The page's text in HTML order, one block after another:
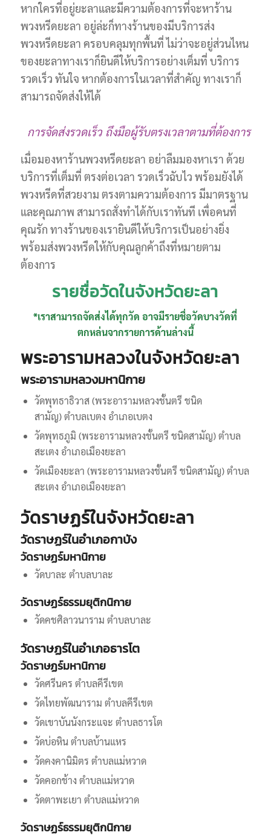
หากใครที่อยู่ยะลาและมีความต้องการที่จะหาร้าน
พวงหรีดยะลา อยู่ล่ะก็ทางร้านของมีบริการส่ง
พวงหรีดยะลา ครอบคลุมทุกพื้นที่ ไม่ว่าจะอยู่ส่วนไหน
ของยะลาทางเราก็ยินดีให้บริการอย่างเต็มที่ บริการ
รวดเร็ว ทันใจ หากต้องการในเวลาที่สำคัญ ทางเราก็
สามารถจัดส่งให้ได้
การจัดส่งรวดเร็ว ถึงมือผู้รับตรงเวลาตามที่ต้องการ
เมื่อมองหาร้านพวงหรีดยะลา อย่าลืมมองหาเรา ด้วย
บริการที่เต็มที่ ตรงต่อเวลา รวดเร็วฉับไว พร้อมยังได้
พวงหรีดที่สวยงาม ตรงตามความต้องการ มีมาตรฐาน
และคุณภาพ สามารถสั่งทำได้กับเราทันที เพื่อคนที่
คุณรัก ทางร้านของเรายินดีให้บริการเป็นอย่างยิ่ง
พร้อมส่งพวงหรีดให้กับคุณลูกค้าถึงที่หมายตาม
ต้องการ
รายชื่อวัดในจังหวัดยะลา
*เราสามารถจัดส่งได้ทุกวัด อาจมีรายชื่อวัดบางวัดที่
ตกหล่นจากรายการด้านล่างนี้
พระอารามหลวงในจังหวัดยะลา
พระอารามหลวงมหานิกาย
วัดพุทธาธิวาส (พระอารามหลวงชั้นตรี ชนิด
สามัญ) ตำบลเบตง อำเภอเบตง
วัดพุทธภูมิ (พระอารามหลวงชั้นตรี ชนิดสามัญ) ตำบล
สะเตง อำเภอเมืองยะลา
วัดเมืองยะลา (พระอารามหลวงชั้นตรี ชนิดสามัญ) ตำบล
สะเตง อำเภอเมืองยะลา
วัดราษฏร์ในจังหวัดยะลา
วัดราษฏร์ในอำเภอกาบัง
วัดราษฏร์มหานิกาย
วัดบาละ ตำบลบาละ
วัดราษฏร์ธรรมยุติกนิกาย
วัดคชศิลาวนาราม ตำบลบาละ
วัดราษฏร์ในอำเภอธารโต
วัดราษฏร์มหานิกาย
วัดศรีนคร ตำบลคีรีเขต
วัดไทยพัฒนาราม ตำบลคีรีเขต
วัดเขาบันนังกระแจะ ตำบลธารโต
วัดบ่อหิน ตำบลบ้านแหร
วัดคงคานิมิตร ตำบลแม่หวาด
วัดคอกช้าง ตำบลแม่หวาด
วัดตาพะเยา ตำบลแม่หวาด
วัดราษฏร์ธรรมยุติกนิกาย